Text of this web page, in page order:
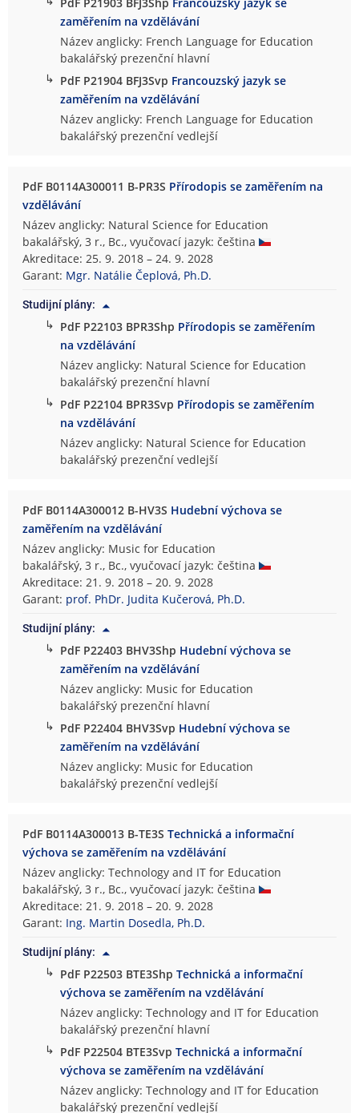
PdF P21903 BFJ3Shp Francouzský jazyk se
zaměřením na vzdělávání
Název anglicky: French Language for Education
bakalářský prezenční hlavní
↳ PdF P21904 BFJ3Svp Francouzský jazyk se
zaměřením na vzdělávání
Název anglicky: French Language for Education
bakalářský prezenční vedlejší
PdF B0114A300011 B-PR3S Přírodopis se zaměřením na
vzdělávání
Název anglicky: Natural Science for Education
bakalářský, 3 r., Bc., vyučovací jazyk: čeština
Akreditace: 25. 9. 2018 – 24. 9. 2028
Garant: Mgr. Natálie Čeplová, Ph.D.
Studijní plány:
↳ PdF P22103 BPR3Shp Přírodopis se zaměřením
na vzdělávání
Název anglicky: Natural Science for Education
bakalářský prezenční hlavní
↳ PdF P22104 BPR3Svp Přírodopis se zaměřením
na vzdělávání
Název anglicky: Natural Science for Education
bakalářský prezenční vedlejší
PdF B0114A300012 B-HV3S Hudební výchova se
zaměřením na vzdělávání
Název anglicky: Music for Education
bakalářský, 3 r., Bc., vyučovací jazyk: čeština
Akreditace: 21. 9. 2018 – 20. 9. 2028
Garant: prof. PhDr. Judita Kučerová, Ph.D.
Studijní plány:
↳ PdF P22403 BHV3Shp Hudební výchova se
zaměřením na vzdělávání
Název anglicky: Music for Education
bakalářský prezenční hlavní
↳ PdF P22404 BHV3Svp Hudební výchova se
zaměřením na vzdělávání
Název anglicky: Music for Education
bakalářský prezenční vedlejší
PdF B0114A300013 B-TE3STechnická a informační
výchova se zaměřením na vzdělávání
Název anglicky: Technology and IT for Education
bakalářský, 3 r., Bc., vyučovací jazyk: čeština
Akreditace: 21. 9. 2018 – 20. 9. 2028
Garant: Ing. Martin Dosedla, Ph.D.
Studijní plány:
↳ PdF P22503 BTE3ShpTechnická a informační
výchova se zaměřením na vzdělávání
Název anglicky: Technology and IT for Education
bakalářský prezenční hlavní
↳ PdF P22504 BTE3SvpTechnická a informační
výchova se zaměřením na vzdělávání
Název anglicky: Technology and IT for Education
bakalářský prezenční vedlejší